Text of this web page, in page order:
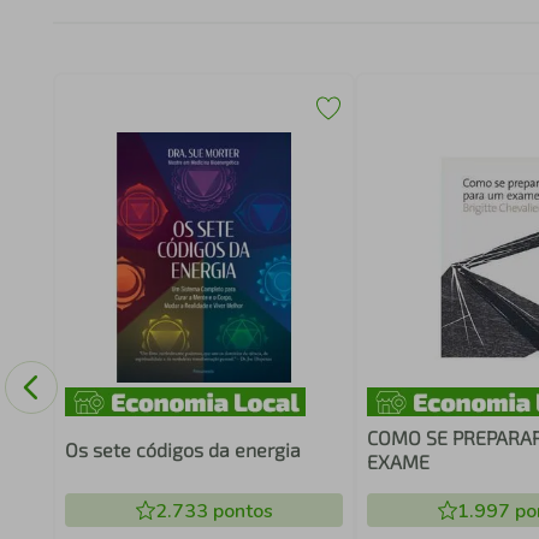
Os sete códigos da energia
2.733 pontos
COMO SE
EXAME
1.997